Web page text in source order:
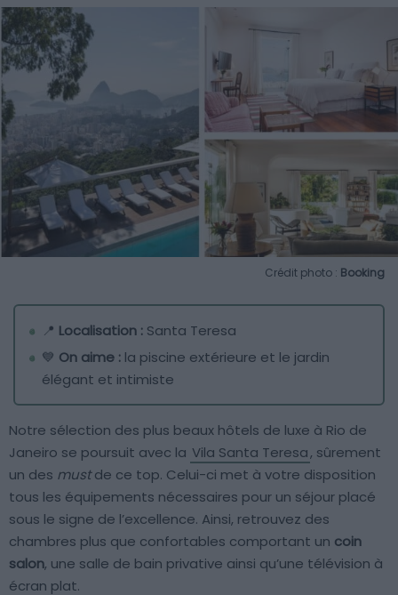
Crédit photo : Booking
📍 Localisation : Santa Teresa
💙 On aime : la piscine extérieure et le jardin
élégant et intimiste
Notre sélection des plus beaux hôtels de luxe à Rio de
Janeiro se poursuit avec la Vila Santa Teresa, sûrement
un des mustde ce top. Celui-ci met à votre disposition
tous les équipements nécessaires pour un séjour placé
sous le signe de l’excellence. Ainsi, retrouvez des
chambres plus que confortables comportant un coin
salon, une salle de bain privative ainsi qu’une télévision à
écran plat.